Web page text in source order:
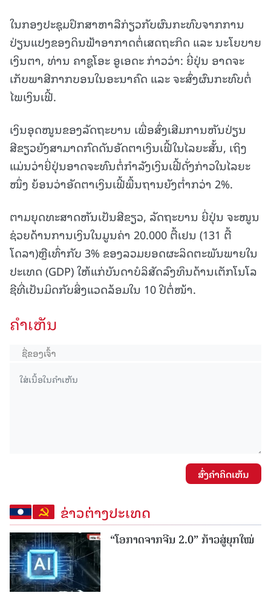
ໃນກອງປະຊຸມປຶກສາຫາລືກ່ຽວກັບຜົນກະທົບຈາກການ
ປ່ຽນແປງຂອງດິນຟ້າອາກາດຕໍ່ເສດຖະກິດ ແລະ ນະໂຍບາຍ
ເງິນຕາ, ທ່ານ ຄາຊູໂອະ ອູເອດະ ກ່າວວ່າ: ຍີ່ປຸ່ນ ອາດຈະ
ເກັບພາສີກາກບອນໃນອະນາຄົດ ແລະ ຈະສົ່ງຜົນກະທົບຕໍ່
ໄພເງິນເຟີ້.
ເງິນອຸດໜູນຂອງລັດຖະບານ ເພື່ອສົ່ງເສີມການຫັນປ່ຽນ
ສີຂຽວຍັງສາມາດກົດດັນອັດຕາເງິນເຟີ້ໃນໄລຍະສັ້ນ, ເຖິງ
ແມ່ນວ່າຍີ່ປຸ່ນອາດຈະທົນຕໍ່ກໍາລັງເງິນເຟີ້ດັ່ງກ່າວໃນໄລຍະ
ໜຶ່ງ ຍ້ອນວ່າອັດຕາເງິນເຟີ້ພື້ນຖານຍັງຕໍ່າກວ່າ 2%.
ຕາມຍຸດທະສາດຫັນເປັນສີຂຽວ, ລັດຖະບານ ຍີ່ປຸ່ນ ຈະໜູນ
ຊ່ວຍດ້ານການເງິນໃນມູນຄ່າ 20.000 ຕື້ເຢນ (131 ຕື້
ໂດລາ)ຫຼືເທົ່າກັບ 3% ຂອງລວມຍອດຜະລິດຕະພັນພາຍໃນ
ປະເທດ (GDP) ໃຫ້ແກ່ບັນດາບໍລິສັດລົງທຶນດ້ານເຕັກໂນໂລ
ຊີທີ່ເປັນມິດກັບສິ່ງແວດລ້ອມໃນ 10 ປີຕໍ່ໜ້າ.
ຄໍາເຫັນ
ສົ່ງຄໍາຄິດເຫັນ
ຂ່າວຕ່າງປະເທດ
“ໂອກາດຈາກຈີນ 2.0” ກ້າວສູ່ຍຸກໃໝ່